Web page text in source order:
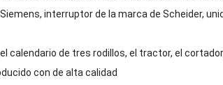
interruptor de la marca de Scheider,
calendario de tres rodillos, el tractor, el
con de alta calidad